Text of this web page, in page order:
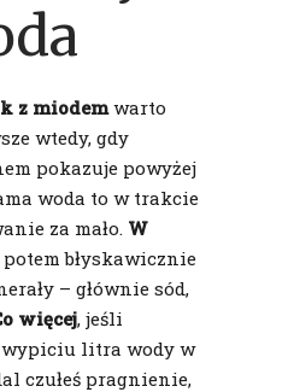
z miodemwarto
wtedy, gdy
pokazuje powyżej
woda to w trakcie
za mało. W
błyskawicznie
– głównie sód,
więcej, jeśli
litra wody w
czułeś pragnienie,